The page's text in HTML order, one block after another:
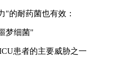
耐药菌也有效：
梦细菌"
患者的主要威胁之一